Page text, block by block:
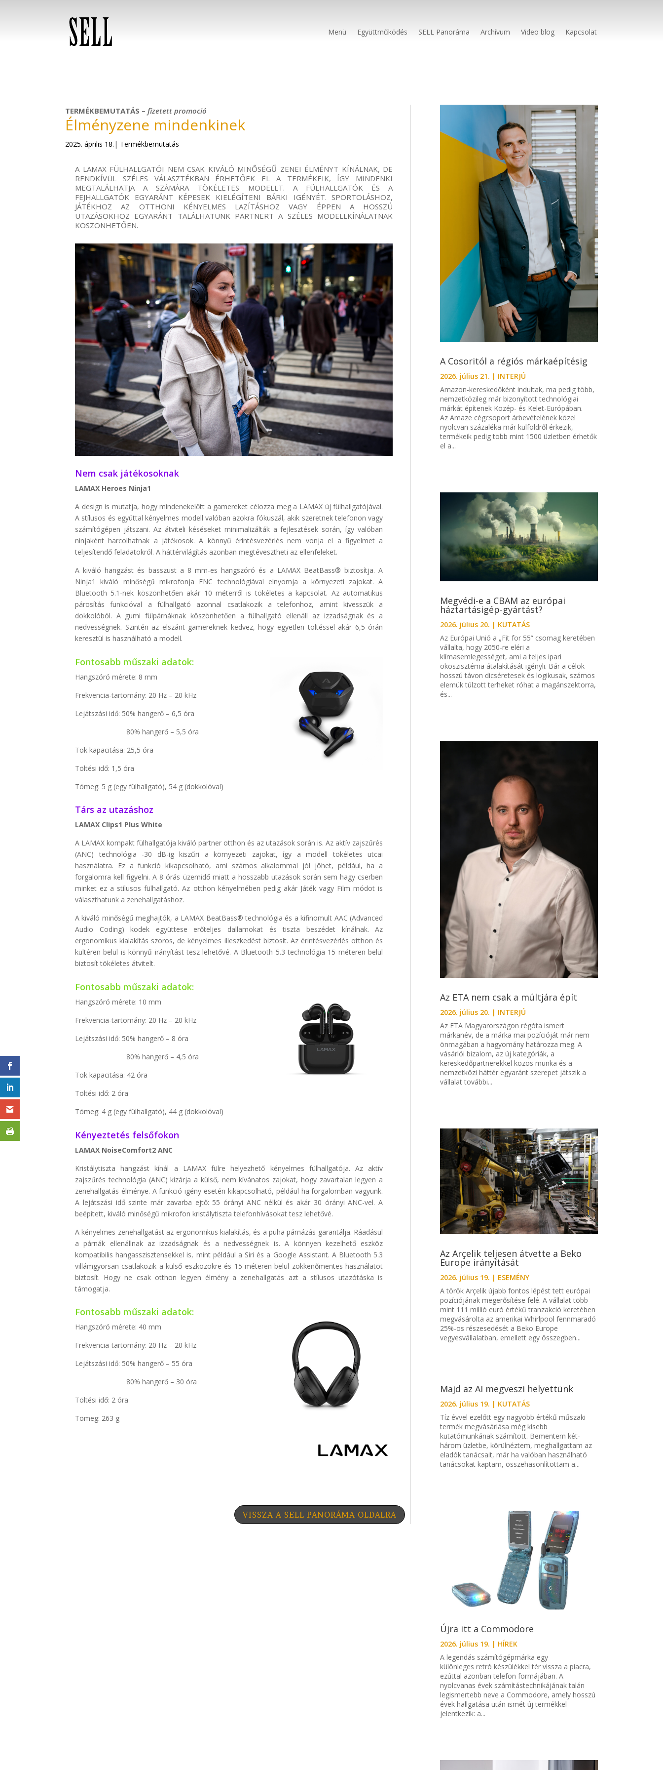
Menü Együttműködés SELL Panoráma Archívum Video blog Kapcsolat
TERMÉKBEMUTATÁS – fizetett promoció
Élményzene mindenkinek
2025. április 18.| Termékbemutatás
A LAMAX FÜLHALLGATÓI NEM CSAK KIVÁLÓ MINŐSÉGŰ ZENEI ÉLMÉNYT KÍNÁLNAK, DE
RENDKÍVÜL SZÉLES VÁLASZTÉKBAN ÉRHETŐEK EL
A TERMÉKEIK, ÍGY MINDENKI
MEGTALÁLHATJA A SZÁMÁRA TÖKÉLETES MODELLT. A FÜLHALLGATÓK
ÉSA
FEJHALLGATÓK EGYARÁNT KÉPESEK KIELÉGÍTENI BÁRKI IGÉNYÉT. SPORTOLÁSHOZ,
JÁTÉKHOZ AZ OTTHONI KÉNYELMES LAZÍTÁSHOZ VAGY ÉPPEN A HOSSZÚ
UTAZÁSOKHOZ EGYARÁNT TALÁLHATUNK PARTNERT A SZÉLES MODELLKÍNÁLATNAK
KÖSZÖNHETŐEN.
Nem csak játékosoknak
LAMAX Heroes Ninja1
A design is mutatja, hogy mindenekelőtt a gamereket célozza meg a LAMAX új fülhallgatójával.
A stílusos és egyúttal kényelmes modell valóban azokra fókuszál, akik szeretnek telefonon vagy
számítógépen játszani. Az átviteli késéseket minimalizálták a fejlesztések során, így valóban
ninjaként harcolhatnak a játékosok. A könnyű érintésvezérlés nem vonja el a figyelmet a
teljesítendő feladatokról. A háttérvilágítás azonban megtévesztheti az ellenfeleket.
A kiváló hangzást és basszust a 8 mm-es hangszóró és a LAMAX BeatBass® biztosítja. A
Ninja1 kiváló minőségű mikrofonja ENC technológiával elnyomja a környezeti zajokat. A
Bluetooth 5.1-nek köszönhetően akár 10 méterről is tökéletes a kapcsolat. Az automatikus
párosítás funkcióval a fülhallgató azonnal csatlakozik a telefonhoz, amint kivesszük a
dokkolóból. A gumi fülpárnáknak köszönhetően a fülhallgató ellenáll az izzadságnak és a
nedvességnek. Szintén az elszánt gamereknek kedvez, hogy egyetlen töltéssel akár 6,5 órán
keresztül is használható a modell.
Fontosabb műszaki adatok:
Hangszóró mérete: 8 mm
Frekvencia-tartomány: 20 Hz – 20 kHz
Lejátszási idő: 50% hangerő – 6,5 óra
80% hangerő – 5,5 óra
Tok kapacitása: 25,5 óra
Töltési idő: 1,5 óra
Tömeg: 5 g (egy fülhallgató), 54 g (dokkolóval)
Társ az utazáshoz
LAMAX Clips1 Plus White
A LAMAX kompakt fülhallgatója kiváló partner otthon és az utazások során is. Az aktív zajszűrés
(ANC) technológia -30 dB-ig kiszűri a környezeti zajokat, így a modell tökéletes utcai
használatra. Ez a funkció kikapcsolható, ami számos alkalommal jól jöhet, például, ha a
forgalomra kell figyelni. A 8 órás üzemidő miatt a hosszabb utazások során sem hagy cserben
minket ez a stílusos fülhallgató. Az otthon kényelmében pedig akár Játék vagy Film módot is
választhatunk a zenehallgatáshoz.
A kiváló minőségű meghajtók, a LAMAX BeatBass® technológia és a kifinomult AAC (Advanced
Audio Coding) kodek együttese erőteljes dallamokat és tiszta beszédet kínálnak. Az
ergonomikus kialakítás szoros, de kényelmes illeszkedést biztosít. Az érintésvezérlés otthon és
kültéren belül is könnyű irányítást tesz lehetővé. A Bluetooth 5.3 technológia 15 méteren belül
biztosít tökéletes átvitelt.
Fontosabb műszaki adatok:
Hangszóró mérete: 10 mm
Frekvencia-tartomány: 20 Hz – 20 kHz
Lejátszási idő: 50% hangerő – 8 óra
80% hangerő – 4,5 óra
Tok kapacitása: 42 óra
Töltési idő: 2 óra
Tömeg: 4 g (egy fülhallgató), 44 g (dokkolóval)
Kényeztetés felsőfokon
LAMAX NoiseComfort2 ANC
Kristálytiszta hangzást kínál a LAMAX fülre helyezhető kényelmes fülhallgatója. Az aktív
zajszűrés technológia (ANC) kizárja a külső, nem kívánatos zajokat, hogy zavartalan legyen a
zenehallgatás élménye. A funkció igény esetén kikapcsolható, például ha forgalomban vagyunk.
A lejátszási idő szinte már zavarba ejtő: 55 órányi ANC nélkül és akár 30 órányi ANC-vel. A
beépített, kiváló minőségű mikrofon kristálytiszta telefonhívásokat tesz lehetővé.
A kényelmes zenehallgatást az ergonomikus kialakítás, és a puha párnázás garantálja. Ráadásul
a párnák ellenállnak az izzadságnak és a nedvességnek is. A könnyen kezelhető eszköz
kompatibilis hangasszisztensekkel is, mint például a Siri és a Google Assistant. A Bluetooth 5.3
villámgyorsan csatlakozik a külső eszközökre és 15 méteren belül zökkenőmentes használatot
biztosít. Hogy ne csak otthon legyen élmény a zenehallgatás azt a stílusos utazótáska is
támogatja.
Fontosabb műszaki adatok:
Hangszóró mérete: 40 mm
Frekvencia-tartomány: 20 Hz – 20 kHz
Lejátszási idő: 50% hangerő – 55 óra
80% hangerő – 30 óra
Töltési idő: 2 óra
Tömeg: 263 g
VISSZA A SELL PANORÁMA OLDALRA
A Cosoritól a régiós márkaépítésig
2026. július 21. | INTERJÚ
Amazon-kereskedőként indultak, ma pedig több,
nemzetközileg már bizonyított technológiai
márkát építenek Közép- és Kelet-Európában.
Az Amaze cégcsoport árbevételének közel
nyolcvan százaléka már külföldről érkezik,
termékeik pedig több mint 1500 üzletben érhetők
el a...
Megvédi-e a CBAM az európai
háztartásigép-gyártást?
2026. július 20. | KUTATÁS
Az Európai Unió a „Fit for 55” csomag keretében
vállalta, hogy 2050-re eléri a
klímasemlegességet, ami a teljes ipari
ökoszisztéma átalakítását igényli. Bár a célok
hosszú távon dicséretesek és logikusak, számos
elemük túlzott terheket róhat a magánszektorra,
és...
Az ETA nem csak a múltjára épít
2026. július 20. | INTERJÚ
Az ETA Magyarországon régóta ismert
márkanév, de a márka mai pozícióját már nem
önmagában a hagyomány határozza meg. A
vásárlói bizalom, az új kategóriák, a
kereskedőpartnerekkel közös munka és a
nemzetközi háttér egyaránt szerepet játszik a
vállalat további...
Az Arçelik teljesen átvette a Beko
Europe irányítását
2026. július 19. | ESEMÉNY
A török Arçelik újabb fontos lépést tett európai
pozíciójának megerősítése felé. A vállalat több
mint 111 millió euró értékű tranzakció keretében
megvásárolta az amerikai Whirlpool fennmaradó
25%-os részesedését a Beko Europe
vegyesvállalatban, emellett egy összegben...
Majd az AI megveszi helyettünk
2026. július 19. | KUTATÁS
Tíz évvel ezelőtt egy nagyobb értékű műszaki
termék megvásárlása még kisebb
kutatómunkának számított. Bementem két-
három üzletbe, körülnéztem, meghallgattam az
eladók tanácsait, már ha valóban használható
tanácsokat kaptam, összehasonlítottam a...
Újra itt a Commodore
2026. július 19. | HÍREK
A legendás számítógépmárka egy
különleges retró készülékkel tér vissza a piacra,
ezúttal azonban telefon formájában. A
nyolcvanas évek számítástechnikájának talán
legismertebb neve a Commodore, amely hosszú
évek hallgatása után ismét új termékkel
jelentkezik: a...